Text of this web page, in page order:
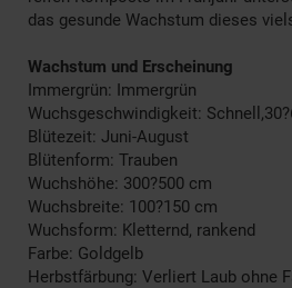
das gesunde Wachstum dieses
Wachstum und Erscheinung
Immergrün: Immergrün
Wuchsgeschwindigkeit:
Blütezeit: Juni-August
Blütenform: Trauben
Wuchshöhe: 300?500 cm
Wuchsbreite: 100?150 cm
Wuchsform: Kletternd, rankend
Farbe: Goldgelb
Herbstfärbung: Verliert Laub ohne